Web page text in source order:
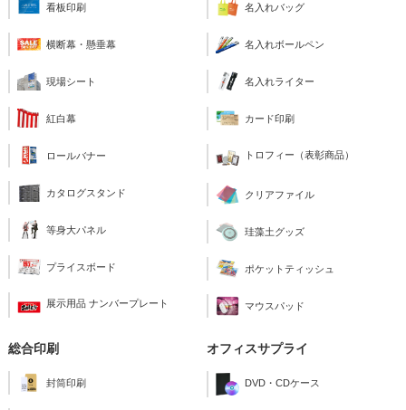
看板印刷
横断幕・懸垂幕
現場シート
紅白幕
ロールバナー
カタログスタンド
等身大パネル
プライスボード
展示用品 ナンバープレート
名入れバッグ
名入れボールペン
名入れライター
カード印刷
トロフィー（表彰商品）
クリアファイル
珪藻土グッズ
ポケットティッシュ
マウスパッド
総合印刷
封筒印刷
オフィスサプライ
DVD・CDケース